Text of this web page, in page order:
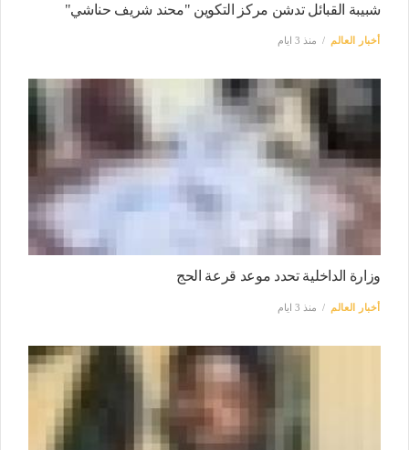
شبيبة القبائل تدشن مركز التكوين "محند شريف حناشي"
أخبار العالم منذ 3 ايام
وزارة الداخلية تحدد موعد قرعة الحج
أخبار العالم منذ 3 ايام